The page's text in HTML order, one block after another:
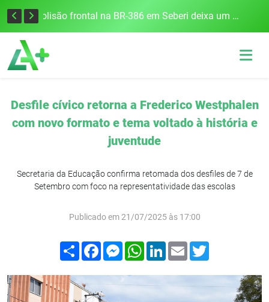
União Frederiquense vence o Gramadense fora de casa e assume a terceira posição na Divisão de Acesso Colisão frontal na BR-386 em Seberi deixa um morto e quatro feridos
Desfile cívico retorna a Frederico Westphalen
com novo formato e tema voltado à história e
juventude
Secretaria da Educação confirma retomada dos desfiles de 7 de
Setembro com foco na representatividade das escolas
Publicado em 21/07/2025 às 17:00
Compartilhar
FacebookMessenger
WhatsApp
LinkedIn
Email